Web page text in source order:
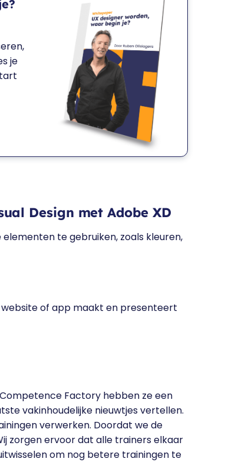
je
Design met Adobe XD
te gebruiken, zoals kleuren,
of app maakt en presenteert
Factory hebben ze een
vakinhoudelijke nieuwtjes vertellen.
verwerken. Doordat we de
zorgen ervoor dat alle trainers elkaar
om nog betere trainingen te